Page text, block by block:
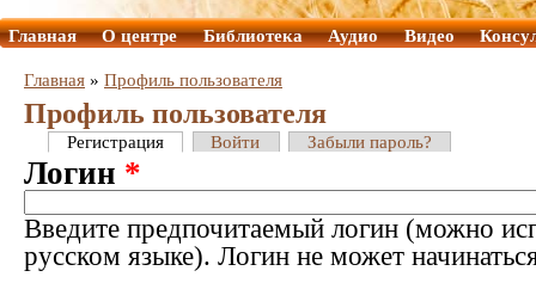
Главная О центре Библиотека Аудио Видео
Главная » Профиль пользователя
Профиль пользователя
Регистрация Войти Забыли пароль?
Логин *
Введите предпочитаемый логин (можно
русском языке). Логин не может